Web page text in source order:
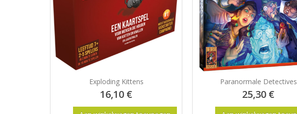
Exploding Kittens
16,10 €
Paranormale Detectives
25,30 €